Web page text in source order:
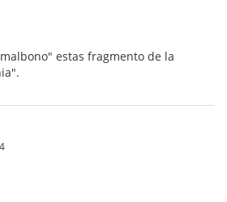
estas fragmento de la